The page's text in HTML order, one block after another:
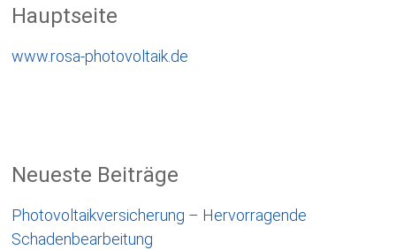
Hauptseite
www.rosa-photovoltaik.de
Neueste Beiträge
Photovoltaikversicherung – Hervorragende
Schadenbearbeitung